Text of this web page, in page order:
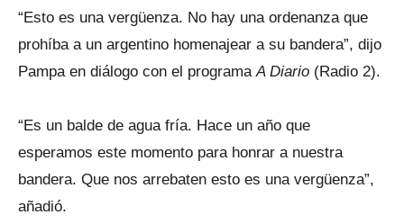
“Esto es una vergüenza. No hay una ordenanza que
prohíba a un argentino homenajear a su bandera”, dijo
Pampa en diálogo con el programaA Diario (Radio 2).
“Es un balde de agua fría. Hace un año que
esperamos este momento para honrar a nuestra
bandera. Que nos arrebaten esto es una vergüenza”,
añadió.